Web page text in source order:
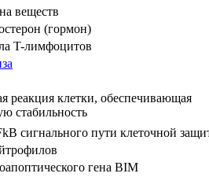
веществ
(гормон)
T-лимфоцитов
реакция клетки, обеспечивающая
стабильность
сигнального пути клеточной
гена BIM